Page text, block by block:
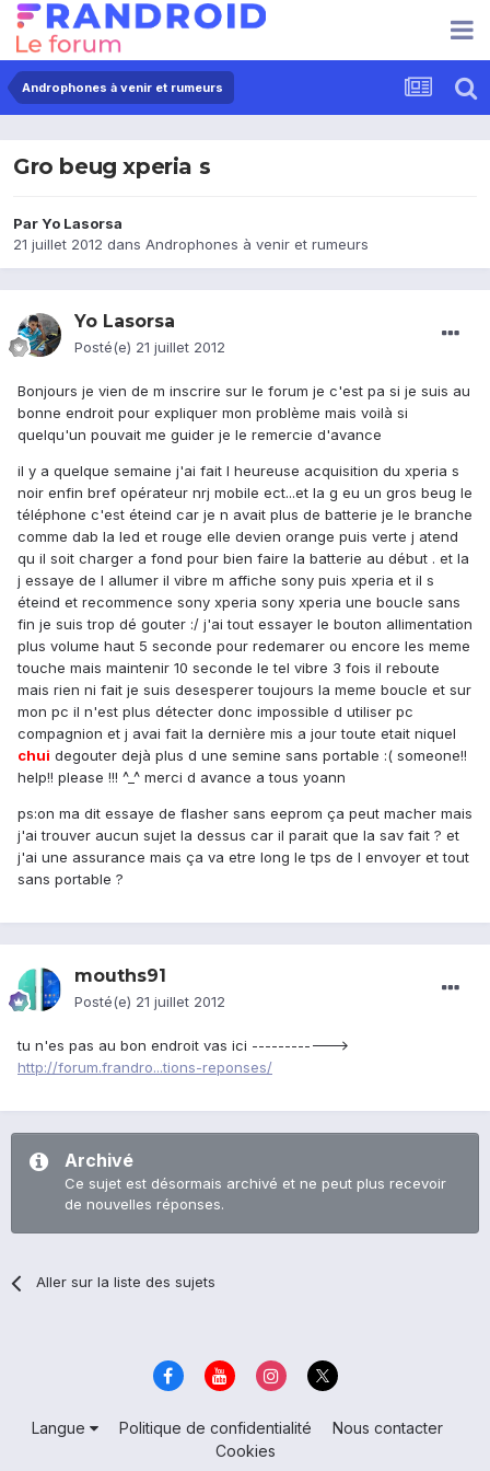
Androphones à venir et rumeurs
Gro beug xperia s
ParYo Lasorsa
21 juillet 2012 dans Androphones à venir et rumeurs
Yo Lasorsa
Posté(e) 21 juillet 2012
Bonjours je vien de m inscrire sur le forum je c'est pa si je suis au
bonne endroit pour expliquer mon problème mais voilà si
quelqu'un pouvait me guider je le remercie d'avance
il y a quelque semaine j'ai fait l heureuse acquisition du xperia s
noir enfin bref opérateur nrj mobile ect...et la g eu un gros beug le
téléphone c'est éteind car je n avait plus de batterie je le branche
comme dab la led et rouge elle devien orange puis verte j atend
qu il soit charger a fond pour bien faire la batterie au début . et la
j essaye de l allumer il vibre m affiche sony puis xperia et il s
éteind et recommence sony xperia sony xperia une boucle sans
fin je suis trop dé gouter :/ j'ai tout essayer le bouton allimentation
plus volume haut 5 seconde pour redemarer ou encore les meme
touche mais maintenir 10 seconde le tel vibre 3 fois il reboute
mais rien ni fait je suis desesperer toujours la meme boucle et sur
mon pc il n'est plus détecter donc impossible d utiliser pc
compagnion et j avai fait la dernière mis a jour toute etait niquel
chui degouter dejà plus d une semine sans portable :( someone!!
help!! please !!! ^_^ merci d avance a tous yoann
ps:on ma dit essaye de flasher sans eeprom ça peut macher mais
j'ai trouver aucun sujet la dessus car il parait que la sav fait ? et
j'ai une assurance mais ça va etre long le tps de l envoyer et tout
sans portable ?
mouths91
Posté(e) 21 juillet 2012
tu n'es pas au bon endroit vas ici ------------>
http://forum.frandro...tions-reponses/
Archivé
Ce sujet est désormais archivé et ne peut plus recevoir
de nouvelles réponses.
Aller sur la liste des sujets
Langue Politique de confidentialité
Nous contacter
Cookies